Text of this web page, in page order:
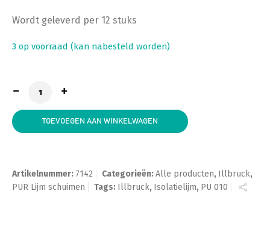
Wordt geleverd per 12 stuks
3 op voorraad (kan nabesteld worden)
Illbruck AA 700 lijmverdeler 12 stuks aantal
TOEVOEGEN AAN WINKELWAGEN
Artikelnummer: 7142 Categorieën:Alle producten, Illbruck,
PUR Lijm schuimen
Tags: Illbruck, Isolatielijm, PU 010